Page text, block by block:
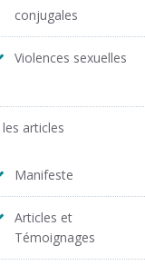
conjugales
Violences sexuelles
articles
Manifeste
Articles et
Témoignages